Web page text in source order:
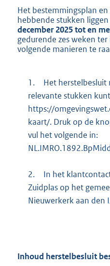
Het bestemmingsplan
hebbende stukken
december 2025 tot en
gedurende zes weken
volgende manieren te
1.
Het
relevante stukken
https://
kaart/. Druk op de
vul het volgende in:
2.
In het
Zuidplas op het
Nieuwerkerk aan den
Inhoud herstelbesluit